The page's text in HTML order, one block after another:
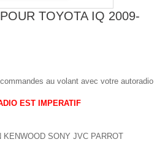
TOYOTA IQ 2009-
au volant avec votre autoradio
EST IMPERATIF
SONY JVC PARROT